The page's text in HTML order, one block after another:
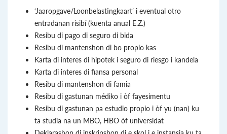
‘Jaaropgave/Loonbelastingkaart’ i eventual otro
entradanan risibí (kuenta anual E.Z.)
Resibu di pago di seguro di bida
Resibu di mantenshon di bo propio kas
Karta di interes di hipotek i seguro di riesgo i kandela
Karta di interes di fiansa personal
Resibu di mantenshon di famia
Resibu di gastunan médiko i òf fayesimentu
Resibu di gastunan pa estudio propio i òf yu (nan) ku
ta studia na un MBO, HBO òf universidat